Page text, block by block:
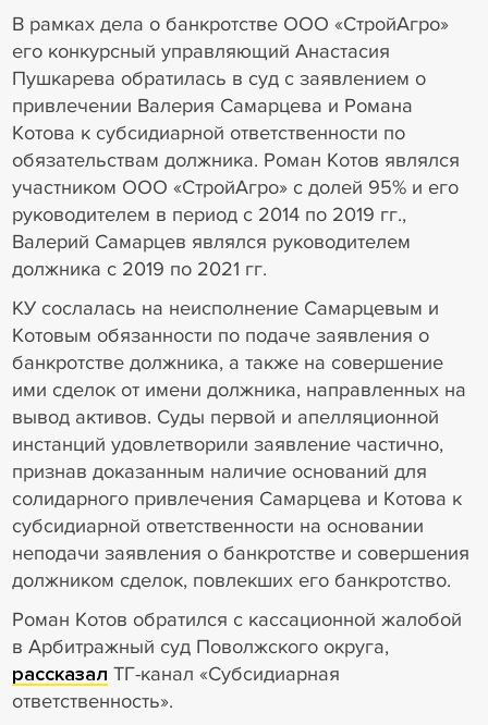
В рамках дела о банкротстве ООО «СтройАгро»
его конкурсный управляющий Анастасия
Пушкарева обратилась в суд с заявлением о
привлечении Валерия Самарцева и Романа
Котова к субсидиарной ответственности по
обязательствам должника. Роман Котов являлся
участником ООО «СтройАгро» с долей 95% и его
руководителем в период с 2014 по 2019 гг.,
Валерий Самарцев являлся руководителем
должника с 2019 по 2021 гг.
КУ сослалась на неисполнение Самарцевым и
Котовым обязанности по подаче заявления о
банкротстве должника, а также на совершение
ими сделок от имени должника, направленных на
вывод активов. Суды первой и апелляционной
инстанций удовлетворили заявление частично,
признав доказанным наличие оснований для
солидарного привлечения Самарцева и Котова к
субсидиарной ответственности на основании
неподачи заявления о банкротстве и совершения
должником сделок, повлекших его банкротство.
Роман Котов обратился с кассационной жалобой
в Арбитражный суд Поволжского округа,
рассказал ТГ-канал «Субсидиарная
ответственность».